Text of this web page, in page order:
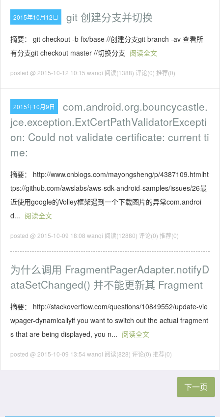
2015年10月12日 git 创建分支并切换
摘要： git checkout -b fix/base //创建分支git branch -av 查看所
有分支git checkout master //切换分支 阅读全文
posted @ 2015-10-12 10:15 wanqi 阅读(1388) 评论(0) 推荐(0)
2015年10月9日
com.android.org.bouncycastle.
jce.exception.ExtCertPathValidatorExcepti
on: Could not validate certificate: current ti
me:
摘要： http://www.cnblogs.com/mayongsheng/p/4387109.htmlht
tps://github.com/awslabs/aws-sdk-android-samples/issues/26最
近使用google的Volley框架遇到一个下载图片的异常com.androi
d... 阅读全文
posted @ 2015-10-09 18:08 wanqi 阅读(12880) 评论(0) 推荐(0)
为什么调用 FragmentPagerAdapter.notifyD
ataSetChanged() 并不能更新其 Fragment
摘要： http://stackoverflow.com/questions/10849552/update-vie
wpager-dynamicallyif you want to switch out the actual fragment
s that are being displayed, you n... 阅读全文
posted @ 2015-10-09 13:54 wanqi 阅读(828) 评论(0) 推荐(0)
下一页